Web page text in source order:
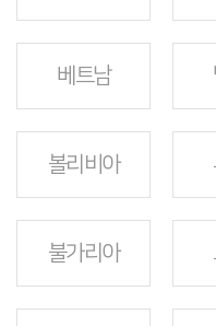
베트남
볼리비아
불가리아